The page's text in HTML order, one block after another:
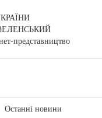
представництво
Останні новини